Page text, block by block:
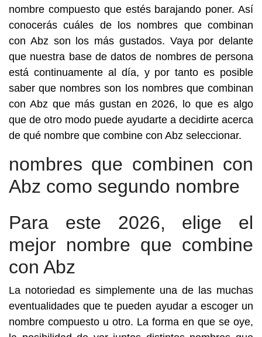
nombre compuesto que estés barajando poner. Así
conocerás cuáles de los nombres que combinan
con Abz son los más gustados. Vaya por delante
que nuestra base de datos de nombres de persona
está continuamente al día, y por tanto es posible
saber que nombres son los nombres que combinan
con Abz que más gustan en 2026, lo que es algo
que de otro modo puede ayudarte a decidirte acerca
de qué nombre que combine con Abz seleccionar.
nombres que combinen con
Abz como segundo nombre
Para este 2026, elige el
mejor nombre que combine
con Abz
La notoriedad es simplemente una de las muchas
eventualidades que te pueden ayudar a escoger un
nombre compuesto u otro. La forma en que se oye,